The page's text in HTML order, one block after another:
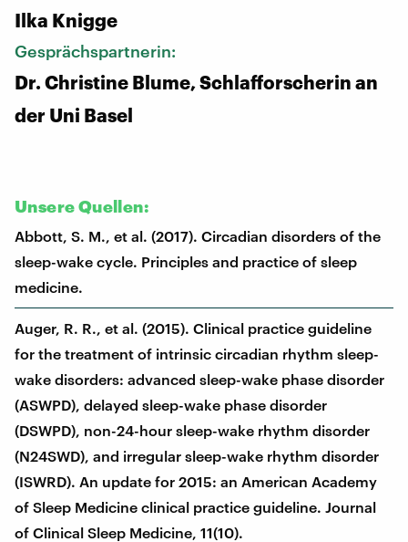
Ilka Knigge
Gesprächspartnerin:
Dr. Christine Blume, Schlafforscherin an
der Uni Basel
Unsere Quellen:
Abbott, S. M., et al. (2017). Circadian disorders of the
sleep-wake cycle. Principles and practice of sleep
medicine.
Auger, R. R., et al. (2015). Clinical practice guideline
for the treatment of intrinsic circadian rhythm sleep-
wake disorders: advanced sleep-wake phase disorder
(ASWPD), delayed sleep-wake phase disorder
(DSWPD), non-24-hour sleep-wake rhythm disorder
(N24SWD), and irregular sleep-wake rhythm disorder
(ISWRD). An update for 2015: an American Academy
of Sleep Medicine clinical practice guideline. Journal
of Clinical Sleep Medicine, 11(10).